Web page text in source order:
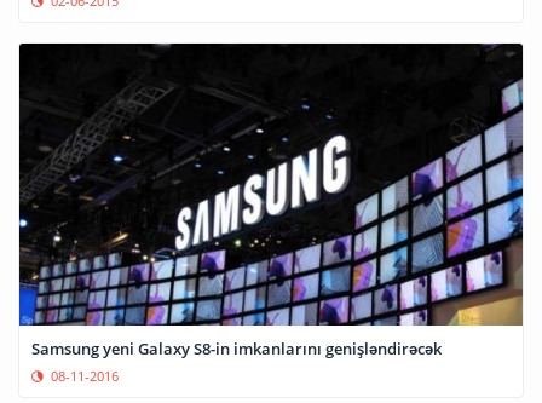
Samsung yeni Galaxy S8-in imkanlarını genişləndirəcək
08-11-2016